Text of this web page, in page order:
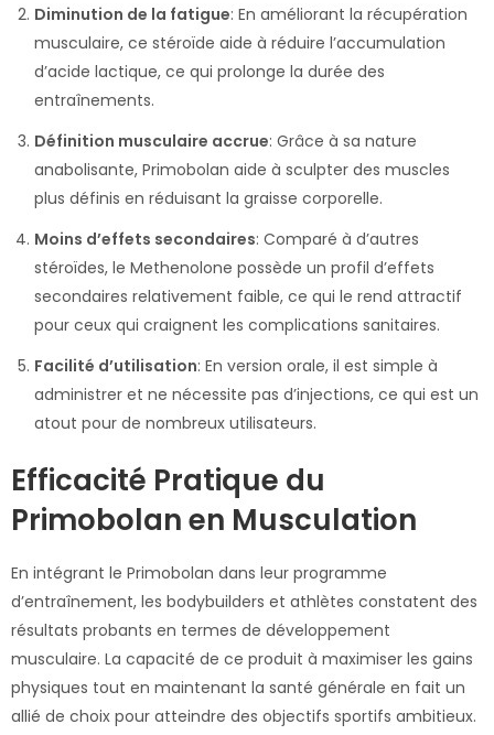
Diminution de la fatigue: En améliorant la récupération
musculaire, ce stéroïde aide à réduire l’accumulation
d’acide lactique, ce qui prolonge la durée des
entraînements.
Définition musculaire accrue: Grâce à sa nature
anabolisante, Primobolan aide à sculpter des muscles
plus définis en réduisant la graisse corporelle.
Moins d’effets secondaires: Comparé à d’autres
stéroïdes, le Methenolone possède un profil d’effets
secondaires relativement faible, ce qui le rend attractif
pour ceux qui craignent les complications sanitaires.
Facilité d’utilisation: En version orale, il est simple à
administrer et ne nécessite pas d’injections, ce qui est un
atout pour de nombreux utilisateurs.
Efficacité Pratique du
Primobolan en Musculation
En intégrant le Primobolan dans leur programme
d’entraînement, les bodybuilders et athlètes constatent des
résultats probants en termes de développement
musculaire. La capacité de ce produit à maximiser les gains
physiques tout en maintenant la santé générale en fait un
allié de choix pour atteindre des objectifs sportifs ambitieux.